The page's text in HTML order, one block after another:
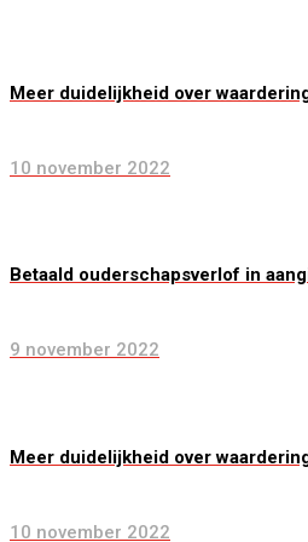
Meer duidelijkheid over
10 november 2022
Betaald ouderschapsverlof in
9 november 2022
Meer duidelijkheid over
10 november 2022